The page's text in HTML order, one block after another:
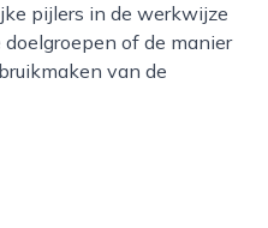
pijlers in de werkwijze
of de manier
van de